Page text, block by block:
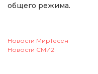
общего режима.
Новости МирТесен
Новости СМИ2